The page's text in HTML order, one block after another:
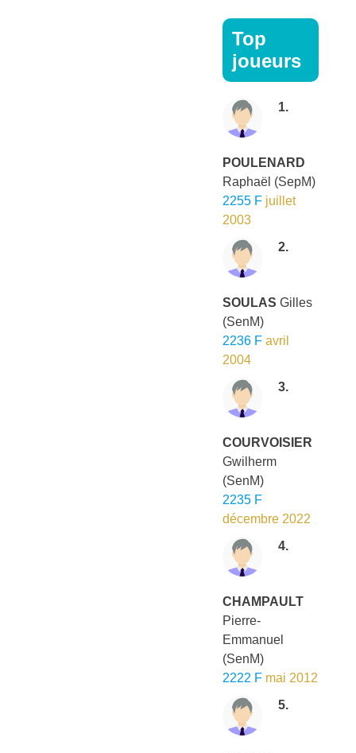
Top
joueurs
1.
POULENARD
Raphaël (SepM)
2255 F juillet
2003
2.
SOULAS Gilles
(SenM)
2236 F avril
2004
3.
COURVOISIER
Gwilherm
(SenM)
2235 F
décembre 2022
4.
CHAMPAULT
Pierre-
Emmanuel
(SenM)
2222 F mai 2012
5.